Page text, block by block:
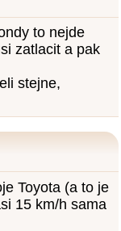
to nejde
zatlacit a pak
stejne,
Toyota (a to je
15 km/h sama